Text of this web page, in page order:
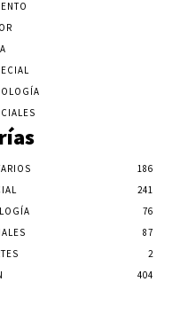
186
241
76
87
2
404